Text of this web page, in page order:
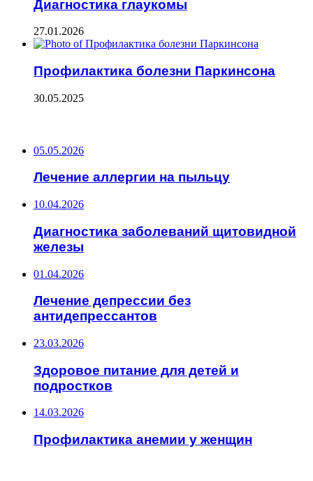
Диагностика глаукомы
27.01.2026
Профилактика болезни Паркинсона
30.05.2025
05.05.2026
Лечение аллергии на пыльцу
10.04.2026
Диагностика заболеваний щитовидной
железы
01.04.2026
Лечение депрессии без
антидепрессантов
23.03.2026
Здоровое питание для детей и
подростков
14.03.2026
Профилактика анемии у женщин